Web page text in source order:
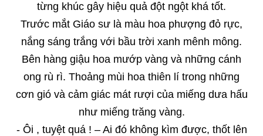
từng khúc gây hiệu quả đột ngột khá tốt.
Trước mắt Giáo sư là màu hoa phượng đỏ rực,
nắng sáng trắng với bầu trời xanh mênh mông.
Bên hàng giậu hoa mướp vàng và những cánh
ong rù rì. Thoảng mùi hoa thiên lí trong những
cơn gió và cảm giác mát rượi của miếng dưa hấu
như miếng trăng vàng.
- Ôi , tuyệt quá ! – Ai đó không kìm được, thốt lên